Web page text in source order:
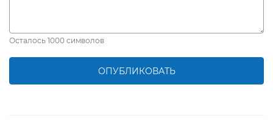
Осталось 1000 символов
ОПУБЛИКОВАТЬ